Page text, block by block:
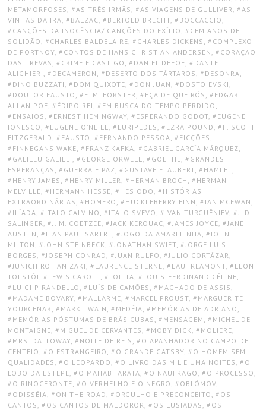
METAMORFOSES , AS TRÊS IRMÃS , AS VIAGENS DE GULLIVER, AS
VINHAS DA IRA, BALZAC, BERTOLD BRECHT, BOCCACCIO ,
CANÇÕES DA INOCÊNCIA/ CANÇÕES DO EXÍLIO , CEM ANOS DE
SOLIDÃO , CHARLES BALDELAIRE, CHARLES DICKENS , COMPLEXO
DE PORTNOY, CONTOS DE HANS CHRISTIAN ANDERSEN , CORAÇÃO
DAS TREVAS , CRIME E CASTIGO , DANIEL DEFOE, DANTE
ALIGHIERI , DECAMERON , DESERTO DOS TÁRTAROS , DESONRA,
DINO BUZZATI , DOM QUIXOTE, DON JUAN , DOSTOIÉVSKI ,
DOUTOR FAUSTO , E. M. FORSTER, EÇA DE QUEIRÓS , EDGAR
ALLAN POE, ÉDIPO REI , EM BUSCA DO TEMPO PERDIDO ,
ENSAIOS , ERNEST HEMINGWAY, ESPERANDO GODOT, EUGÈNE
IONESCO , EUGENE O’NEILL, EURÍPEDES , EZRA POUND , F. SCOTT
FITZGERALD , FAUSTO , FERNANDO PESSOA, FICÇÕES ,
FINNEGANS WAKE, FRANZ KAFKA, GABRIEL GARCÍA MÁRQUEZ,
GALILEU GALILEI , GEORGE ORWELL, GOETHE, GRANDES
ESPERANÇAS , GUERRA E PAZ, GUSTAVE FLAUBERT, HAMLET,
HENRY JAMES , HENRY MILLER, HERMAN BROCH , HERMAN
MELVILLE, HERMANN HESSE, HESÍODO , HISTÓRIAS
EXTRAORDINÁRIAS , HOMERO , HUCKLEBERRY FINN , IAN MCEWAN ,
ILÍADA, ITALO CALVINO , ITALO SVEVO , IVAN TURGUÊNIEV, J. D.
SALINGER, J. M. COETZEE, JACK KEROUAC, JAMES JOYCE, JANE
AUSTEN , JEAN PAUL SARTRE, JOGO DA AMARELINHA, JOHN
MILTON , JOHN STEINBECK, JONATHAN SWIFT, JORGE LUIS
BORGES , JOSEPH CONRAD , JUAN RULFO , JULIO CORTÁZAR,
JUNICHIRO TANIZAKI , LAURENCE STERNE, LAUTRÉAMONT, LEON
TOLSTÓI , LEWIS CAROLL, LOLITA, LOUIS-FERDINAND CÉLINE,
LUIGI PIRANDELLO , LUÍS DE CAMÕES , MACHADO DE ASSIS ,
MADAME BOVARY, MALLARMÉ, MARCEL PROUST, MARGUERITE
YOURCENAR, MARK TWAIN , MEDÉIA, MEMÓRIAS DE ADRIANO ,
MEMÓRIAS PÓSTUMAS DE BRÁS CUBAS , MENSAGEM , MICHEL DE
MONTAIGNE, MIGUEL DE CERVANTES , MOBY DICK, MOLIÈRE,
MRS. DALLOWAY, NOITE DE REIS , O APANHADOR NO CAMPO DE
CENTEIO , O ESTRANGEIRO , O GRANDE GATSBY, O HOMEM SEM
QUALIDADES , O LEOPARDO , O LIVRO DAS MIL E UMA NOITES , O
LOBO DA ESTEPE, O MAHABHARATA, O NÁUFRAGO , O PROCESSO ,
O RINOCERONTE, O VERMELHO E O NEGRO , OBLÓMOV,
ODISSÉIA, ON THE ROAD , ORGULHO E PRECONCEITO , OS
CANTOS , OS CANTOS DE MALDOROR, OS LUSÍADAS , OS